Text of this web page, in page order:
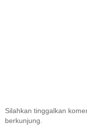
Silahkan tinggalkan
berkunjung.